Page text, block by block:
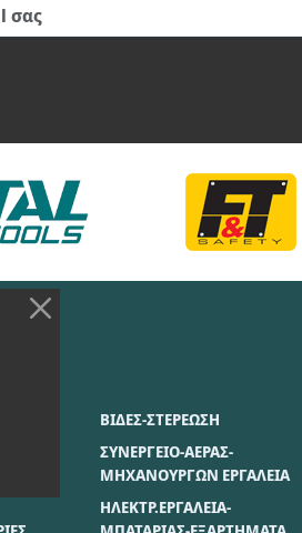
ΒΙΔΕΣ-ΣΤΕΡΕΩΣΗ
ΣΥΝΕΡΓΕΙΟ-ΑΕΡΑΣ-
ΜΗΧΑΝΟΥΡΓΩΝ ΕΡΓΑΛΕΙΑ
ΗΛΕΚΤΡ.ΕΡΓΑΛΕΙΑ-